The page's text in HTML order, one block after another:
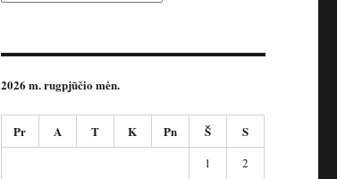
2026 m. rugpjūčio mėn.
Pr A T K Pn Š S
1
2